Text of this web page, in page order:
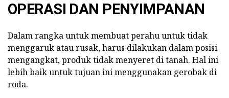
OPERASI DAN PENYIMPANAN
Dalam rangka untuk membuat perahu untuk tidak
menggaruk atau rusak, harus dilakukan dalam posisi
mengangkat, produk tidak menyeret di tanah. Hal ini
lebih baik untuk tujuan ini menggunakan gerobak di
roda.